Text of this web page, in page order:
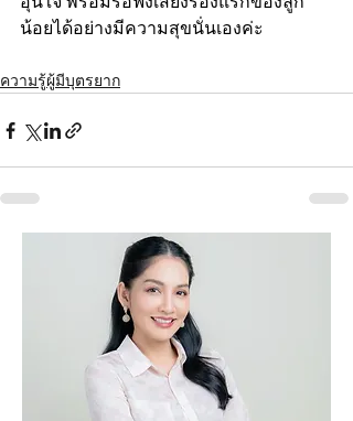
น้อยได้อย่างมีความสุขนั่นเองค่ะ
ความรู้ผู้มีบุตรยาก